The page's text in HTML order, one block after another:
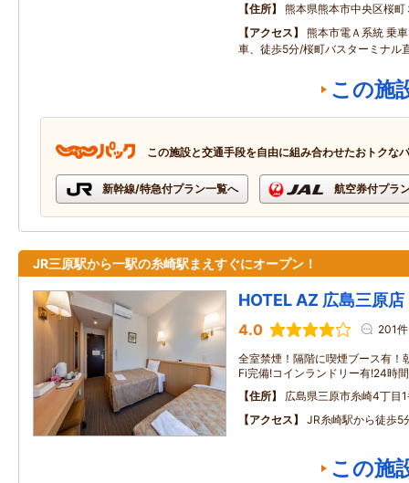
住所
熊本県熊本市中央区桜町
アクセス
熊本市電Ａ系統 乗
車、徒歩5分/桜町バスターミナル
この施
この施設と交通手段を自由に組み合わせたおトクな
新幹線/特急付プラン一覧へ 航空券付プラ
JR三原駅から一駅の糸崎駅まえすぐにオープン！
HOTEL AZ 広島三原店
4.0 201件
全室禁煙！隔階に喫煙ブース有！
Fi完備!コインランドリー有!24時
住所
広島県三原市糸崎4丁目
アクセス
JR糸崎駅から徒歩5
この施